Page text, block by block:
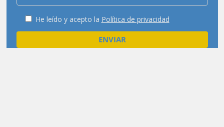
He leído y acepto la Política de privacidad